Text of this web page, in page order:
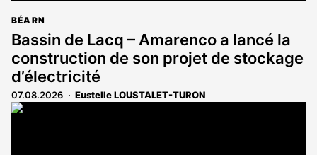
BÉARN
Bassin de Lacq – Amarenco a lancé la
construction de son projet de stockage
d’électricité
07.08.2026 Eustelle LOUSTALET-TURON